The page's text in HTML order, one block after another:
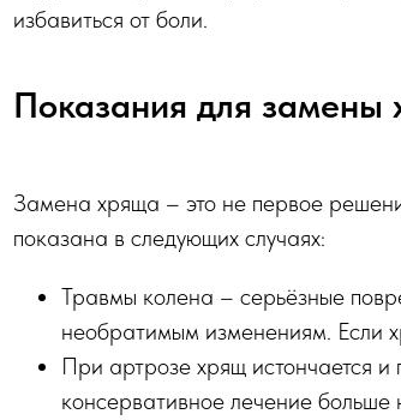
избавиться от боли.
Показания для замены
Замена хряща – это не первое
показана в следующих случаях:
Травмы колена – серьёзные
необратимым изменениям. Если
При артрозе хрящ истончается и
консервативное лечение